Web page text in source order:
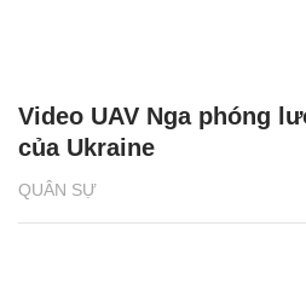
QUÂN SỰ
Video UAV Nga phóng
của Ukraine